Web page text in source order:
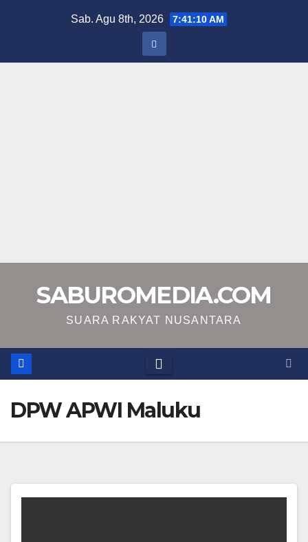
Sab. Agu 8th, 2026 7:41:11 AM
SABUROMEDIA.COM
SUARA RAKYAT NUSANTARA
DPW APWI Maluku